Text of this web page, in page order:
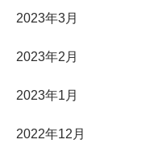
2023年3月
2023年2月
2023年1月
2022年12月